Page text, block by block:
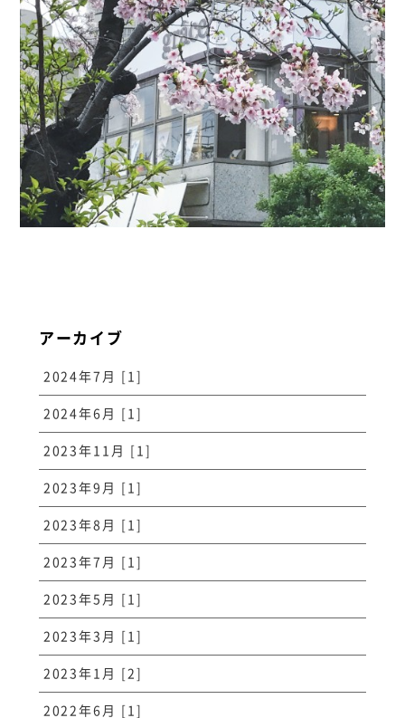
アーカイブ
2024年7月 [1]
2024年6月 [1]
2023年11月 [1]
2023年9月 [1]
2023年8月 [1]
2023年7月 [1]
2023年5月 [1]
2023年3月 [1]
2023年1月 [2]
2022年6月 [1]